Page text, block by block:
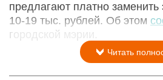
предлагают платно заменить
10-19 тыс. рублей. Об этом
городской мэрии.
Читать